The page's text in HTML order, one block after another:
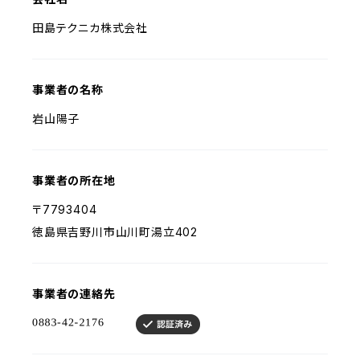
田島テクニカ株式会社
事業者の名称
岩山陽子
事業者の所在地
〒7793404
徳島県吉野川市山川町湯立402
事業者の連絡先